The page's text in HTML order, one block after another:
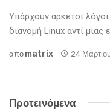
Υπάρχουν αρκετοί
διανομή Linux αντί μιας
απο Matrix 24
Προτεινόμενα